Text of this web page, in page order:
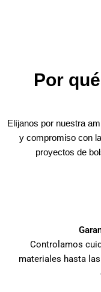
Por
Elíjanos por nuestra
y compromiso con
proyectos de
Controlamos
materiales hasta